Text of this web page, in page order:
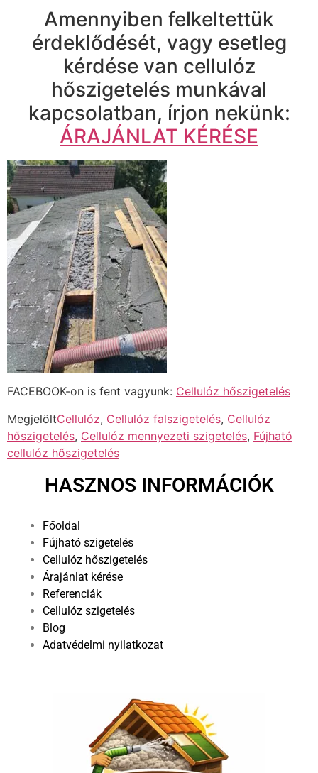
Amennyiben felkeltettük
érdeklődését, vagy esetleg
kérdése van cellulóz
hőszigetelés munkával
kapcsolatban, írjon nekünk:
ÁRAJÁNLAT KÉRÉSE
FACEBOOK-on is fent vagyunk: Cellulóz hőszigetelés
MegjelöltCellulóz, Cellulóz falszigetelés, Cellulóz
hőszigetelés, Cellulóz mennyezeti szigetelés, Fújható
cellulóz hőszigetelés
HASZNOS INFORMÁCIÓK
Főoldal
Fújható szigetelés
Cellulóz hőszigetelés
Árajánlat kérése
Referenciák
Cellulóz szigetelés
Blog
Adatvédelmi nyilatkozat